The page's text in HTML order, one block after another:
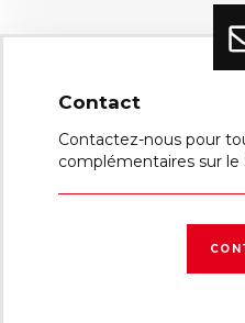
Contact
Contactez-nous pour
complémentaires sur le